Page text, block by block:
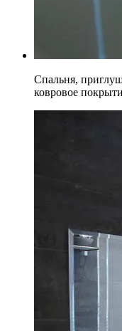
Спальня,
ковровое